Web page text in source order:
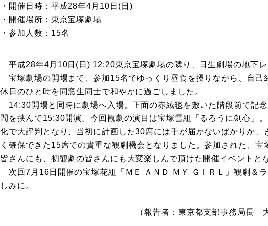
・開催日時：平成28年4月10日(日)
・開催場所：東京宝塚劇場
・参加人数：15名
平成28年4月10日(日) 12:20東京宝塚劇場の隣り、日生劇場の地下レ
宝塚劇場の開場まで、参加15名でゆっくり昼食を摂りながら、自己
休日のひと時を同窓生同士で和やかに過ごしました。
14:30開場と同時に劇場へ入場。正面の赤絨毯を敷いた階段前で記
間を挟んで15:30開演。今回観劇の演目は宝塚雪組「るろうに剣心」
化で大評判となり、当初に計画した30席には手が届かないばかりか、
く確保できた15席での貴重な観劇機会となりました。参加された、宝
皆さんにも、初観劇の皆さんにも大変楽しんで頂けた開催イベントと
次回7月16日開催の宝塚花組「ＭＥ ＡＮＤ ＭＹ ＧＩＲＬ」観劇＆
しみに。
（報告者：東京都支部事務局長